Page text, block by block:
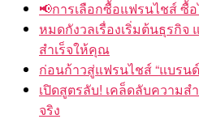
📢การเลือกซื้อแฟรนไชส์ ซื้
หมดกังวลเรื่องเริ่มต้นธุรกิ
สำเร็จให้คุณ
ก่อนก้าวสู่แฟรนไชส์ “แบรน
เปิดสูตรลับ! เคล็ดลับความส
จริง